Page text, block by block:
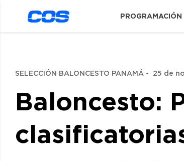
PROGRAMACIÓN
SELECCIÓN BALONCESTO PANAMÁ - 25 de
Baloncesto: